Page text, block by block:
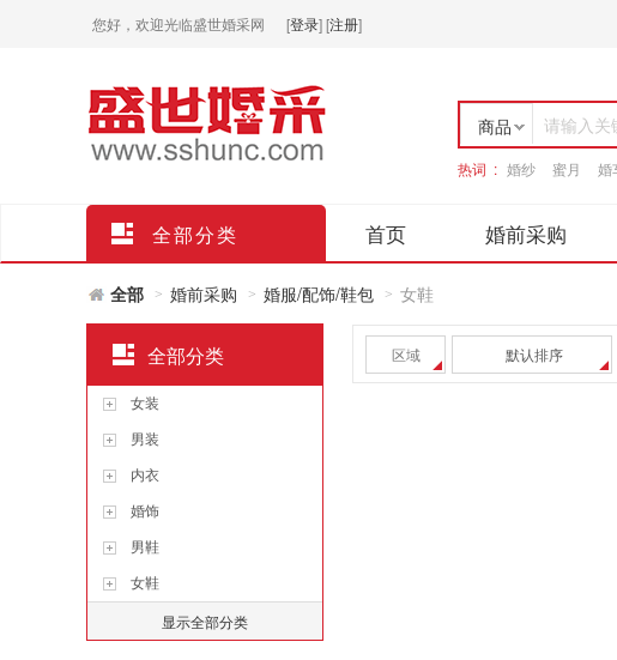
您好，欢迎光临盛世婚采网 [登录][注册]
商品
店铺
请输入关
热词 : 婚纱 蜜月 婚
全部分类 首页 婚前采购
全部 > 婚前采购 > 婚服/配饰/鞋包 > 女鞋
区域 默认排序
全部分类
女装
男装
内衣
婚饰
男鞋
女鞋
显示全部分类